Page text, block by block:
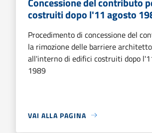
costruiti dopo l'11 agosto
Procedimento di concessione del
la rimozione delle barriere
all'interno di edifici costruiti dopo
1989
VAI ALLA PAGINA